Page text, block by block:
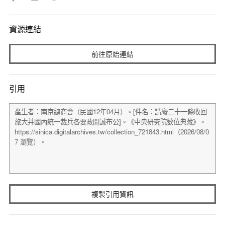
資源連結
前往原始連結
引用
複製引用資訊